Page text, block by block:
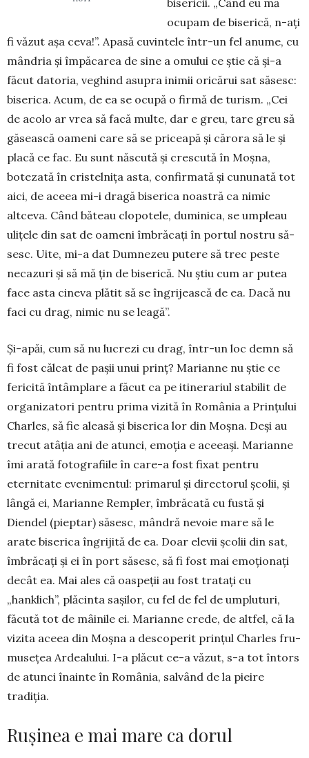
bisericii. „Când eu mă
ocu­pam de biserică, n-ați
fi văzut așa ceva!”. Apasă cuvintele într-un fel anu­me, cu
mândria și împăcarea de sine a omului ce știe că și-a
făcut da­toria, veghind asupra inimii oricărui sat săsesc:
biserica. Acum, de ea se ocu­pă o firmă de turism. „Cei
de acolo ar vrea să facă multe, dar e greu, tare greu să
găsească oameni care să se priceapă și că­rora să le și
placă ce fac. Eu sunt născută și cres­cută în Moșna,
botezată în cristelnița asta, confirmată și cununată tot
aici, de aceea mi-i dragă biserica noastră ca nimic
altceva. Când băteau clopotele, duminica, se umpleau
ulițele din sat de oameni îmbrăcați în portul nostru să­
sesc. Uite, mi-a dat Dumnezeu putere să trec pes­te
necazuri și să mă țin de biserică. Nu știu cum ar putea
face asta cineva plătit să se îngrijească de ea. Dacă nu
faci cu drag, nimic nu se leagă”.
Și-apăi, cum să nu lucrezi cu drag, într-un loc demn să
fi fost călcat de pașii unui prinț? Ma­rianne nu știe ce
fericită întâmplare a făcut ca pe itinerariul stabilit de
organizatori pentru prima vizită în România a Prințului
Charles, să fie aleasă și biserica lor din Moșna. Deși au
trecut atâția ani de atunci, emoția e aceeași. Marianne
îmi arată fotografiile în care-a fost fixat pentru
eternitate evenimentul: primarul și directorul școlii, și
lângă ei, Marianne Rempler, îmbrăcată cu fustă și
Diendel (pieptar) săsesc, mândră ne­voie mare să le
arate bise­rica îngrijită de ea. Doar ele­vii școlii din sat,
îmbrăcați și ei în port săsesc, să fi fost mai emoționați
decât ea. Mai ales că oaspeții au fost tratați cu
„hanklich”, plăcinta sași­lor, cu fel de fel de um­plu­turi,
făcută tot de mâinile ei. Marianne crede, de altfel, că la
vizita aceea din Moșna a des­coperit prințul Charles fru­
musețea Ardealului. I-a plă­cut ce-a văzut, s-a tot în­tors
de atunci înainte în Ro­mânia, salvând de la pieire
tradiția.
Rușinea e mai mare ca dorul